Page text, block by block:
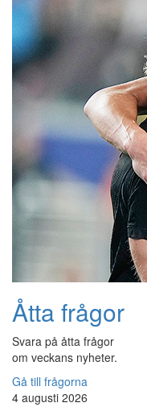
Åtta frågor
Svara på åtta frågor
om veckans nyheter.
Gå till frågorna
4 augusti 2026